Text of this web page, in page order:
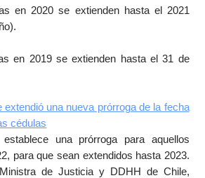
en 2020 se extienden hasta el 2021
en 2019 se extienden hasta el 31 de
una nueva prórroga de la fecha
cédulas
una prórroga para aquellos
para que sean extendidos hasta 2023.
de Justicia y DDHH de Chile,